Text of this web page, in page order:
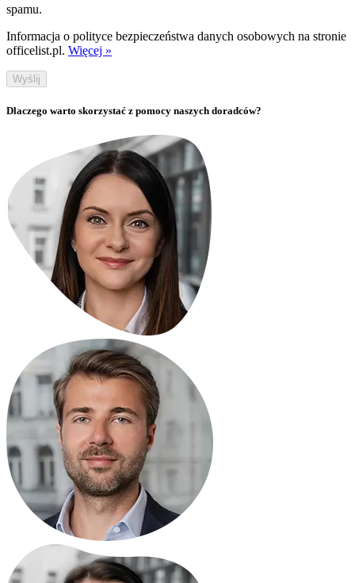
spamu.
Informacja o polityce bezpieczeństwa danych osobowych na stronie
officelist.pl. Więcej »
Wyślij
Dlaczego warto skorzystać z pomocy naszych doradców?